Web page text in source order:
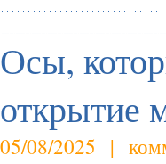
Осы,
открытие
05/08/2025 |